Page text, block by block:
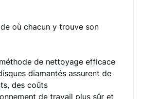
où chacun y trouve son
de nettoyage efficace
diamantés assurent de
des coûts
de travail plus sûr et